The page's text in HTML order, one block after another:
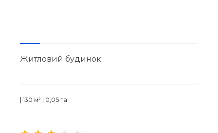
Житловий будинок
| 130 м² | 0,05 га